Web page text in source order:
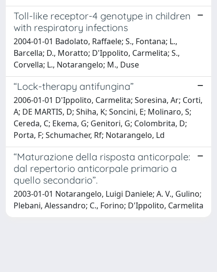
Toll-like receptor-4 genotype in children
with respiratory infections
2004-01-01 Badolato, Raffaele; S., Fontana; L.,
Barcella; D., Moratto; D'Ippolito, Carmelita; S.,
Corvella; L., Notarangelo; M., Duse
“Lock-therapy antifungina”
2006-01-01 D'Ippolito, Carmelita; Soresina, Ar; Corti,
A; DE MARTIS, D; Shiha, K; Soncini, E; Molinaro, S;
Cereda, C; Ekema, G; Genitori, G; Colombrita, D;
Porta, F; Schumacher, Rf; Notarangelo, Ld
“Maturazione della risposta anticorpale:
dal repertorio anticorpale primario a
quello secondario”.
2003-01-01 Notarangelo, Luigi Daniele; A. V., Gulino;
Plebani, Alessandro; C., Forino; D'Ippolito, Carmelita